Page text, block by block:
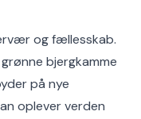
og fællesskab.
bjergkamme
på nye
oplever verden